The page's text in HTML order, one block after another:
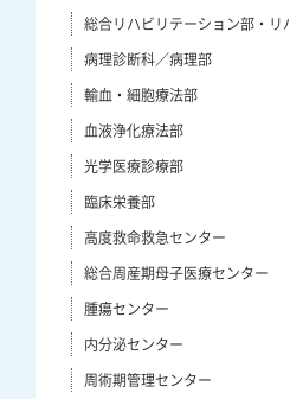
総合リハビリテーション部・リ
病理診断科／病理部
輸血・細胞療法部
血液浄化療法部
光学医療診療部
臨床栄養部
高度救命救急センター
総合周産期母子医療センター
腫瘍センター
内分泌センター
周術期管理センター